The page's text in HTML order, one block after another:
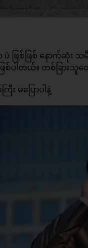
ြစ်ဖြစ် နောက်ဆုံး သမီး
ပါတယ်။ တစ်ခြားသူတွ
း မပြောပါနဲ့